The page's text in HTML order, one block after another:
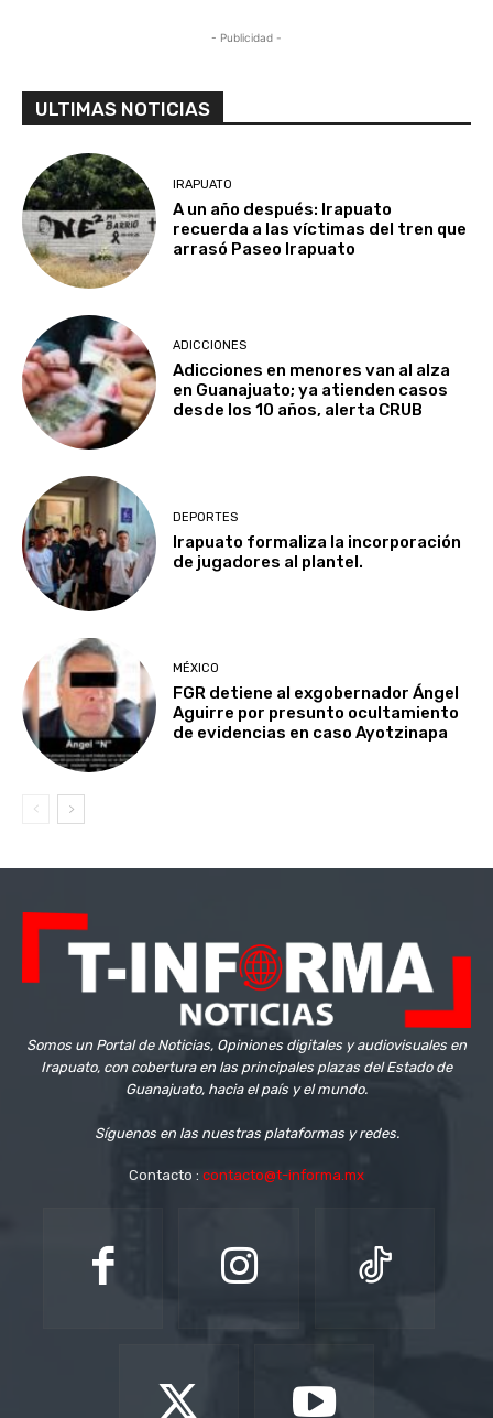
- Publicidad -
ULTIMAS NOTICIAS
IRAPUATO
A un año después: Irapuato
recuerda a las víctimas del tren que
arrasó Paseo Irapuato
ADICCIONES
Adicciones en menores van al alza
en Guanajuato; ya atienden casos
desde los 10 años, alerta CRUB
DEPORTES
Irapuato formaliza la incorporación
de jugadores al plantel.
MÉXICO
FGR detiene al exgobernador Ángel
Aguirre por presunto ocultamiento
de evidencias en caso Ayotzinapa
Somos un Portal de Noticias, Opiniones digitales y audiovisuales en
Irapuato, con cobertura en las principales plazas del Estado de
Guanajuato, hacia el país y el mundo.
Síguenos en las nuestras plataformas y redes.
Contacto : contacto@t-informa.mx